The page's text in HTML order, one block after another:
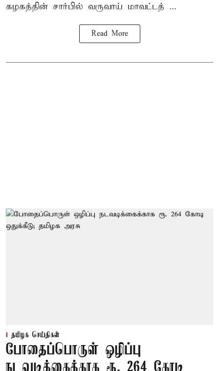
கழகத்தின் சார்பில் வருவாய் மாவட்டத் ...
Read More
தமிழக செய்திகள்
போதைப்பொருள் ஒழிப்பு